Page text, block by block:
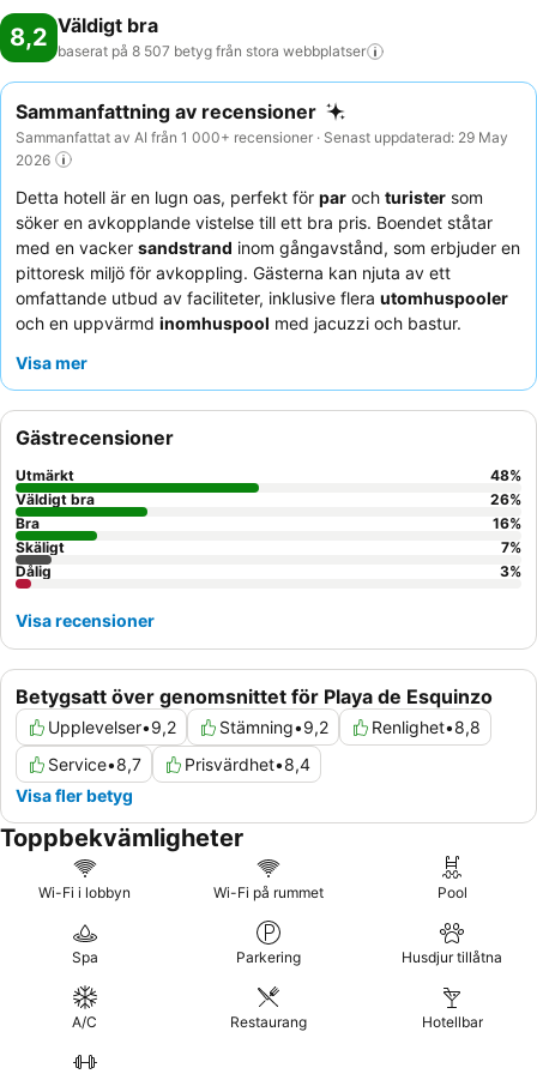
8,2 Väldigt bra
baserat på 8 507 betyg från stora webbplatser
Sammanfattning av recensioner
Sammanfattat av AI från 1 000+ recensioner · Senast uppdaterad: 29 May
2026
Detta hotell är en lugn oas, perfekt för par och turister som
söker en avkopplande vistelse till ett bra pris. Boendet ståtar
med en vacker sandstrand inom gångavstånd, som erbjuder en
pittoresk miljö för avkoppling. Gästerna kan njuta av ett
omfattande utbud av faciliteter, inklusive flera utomhuspooler
och en uppvärmd inomhuspool med jacuzzi och bastur.
vänliga natur
en förbättrad vistelse, överväg alternativet
för exklusiva bekvämligheter och närmare tillgång till faciliteter.
Visa mer
Betygsatt över genomsnittet för Playa de Esquinzo
Upplevelser•9,2 Stämning•9,2 Renlighet•8,8
Service•8,7 Prisvärdhet•8,4
Visa fler betyg
Gästrecensioner
Utmärkt 48%
Väldigt bra
26%
Bra
16%
Skäligt
7%
Dålig
3%
Visa recensioner
Toppbekvämligheter
Wi-Fi i lobbyn Wi-Fi på rummet Pool
Spa Parkering Husdjur tillåtna
A/C Restaurang Hotellbar